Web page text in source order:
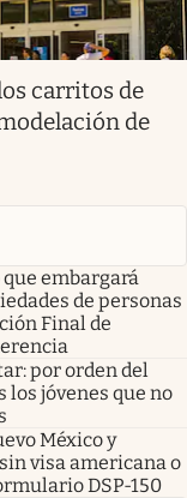
carritos de
de
embargará
de personas
Final de
por orden del
los jóvenes que no
México y
visa americana o
DSP-150